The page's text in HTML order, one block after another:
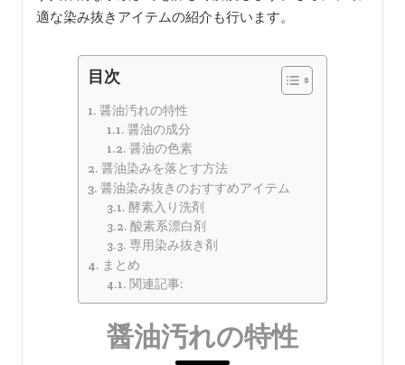
適な染み抜きアイテムの紹介も行います。
目次
醤油汚れの特性
醤油の成分
醤油の色素
醤油染みを落とす方法
醤油染み抜きのおすすめアイテム
酵素入り洗剤
酸素系漂白剤
専用染み抜き剤
まとめ
関連記事:
醤油汚れの特性